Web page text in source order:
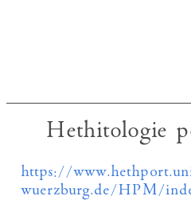
Hethitologie
https://
wuerzburg.de/HPM/